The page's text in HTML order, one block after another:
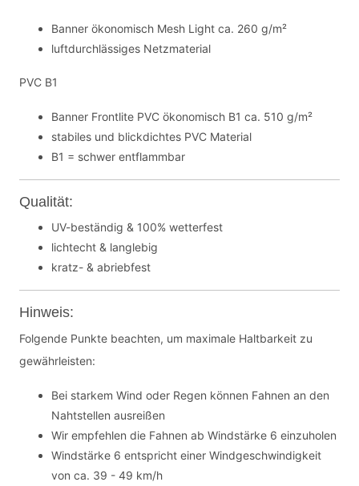
Banner ökonomisch Mesh Light ca. 260 g/m²
luftdurchlässiges Netzmaterial
PVC B1
Banner Frontlite PVC ökonomisch B1 ca. 510 g/m²
stabiles und blickdichtes PVC Material
B1 = schwer entflammbar
Qualität:
UV-beständig & 100% wetterfest
lichtecht & langlebig
kratz- & abriebfest
Hinweis:
Folgende Punkte beachten, um maximale Haltbarkeit zu
gewährleisten:
Bei starkem Wind oder Regen können Fahnen an den
Nahtstellen ausreißen
Wir empfehlen die Fahnen ab Windstärke 6 einzuholen
Windstärke 6 entspricht einer Windgeschwindigkeit
von ca. 39 - 49 km/h